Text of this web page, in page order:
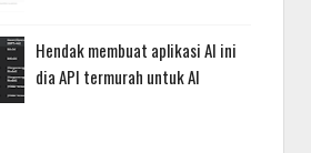
Hendak membuat aplikasi AI ini
dia API termurah untuk AI